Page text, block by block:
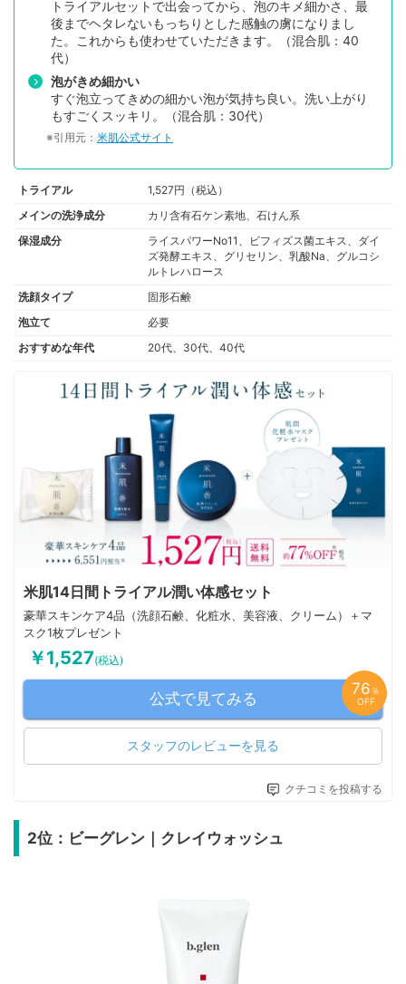
トライアルセットで出会ってから、泡のキメ細かさ、最
後までヘタレないもっちりとした感触の虜になりまし
た。これからも使わせていただきます。（混合肌：40
代）
泡がきめ細かい
すぐ泡立ってきめの細かい泡が気持ち良い。洗い上がり
もすごくスッキリ。（混合肌：30代）
※引用元： 米肌公式サイト
トライアル
1,527円（税込）
メインの洗浄成分
カリ含有石ケン素地、石けん系
保湿成分
ライスパワーNo11、ビフィズス菌エキス、ダイ
ズ発酵エキス、グリセリン、乳酸Na、グルコシ
ルトレハロース
洗顔タイプ
固形石鹸
泡立て
必要
おすすめな年代
20代、30代、40代
米肌14日間トライアル潤い体感セット
豪華スキンケア4品（洗顔石鹸、化粧水、美容液、クリーム）＋マ
スク1枚プレゼント
￥1,527(税込)
公式で見てみる
76 ％
OFF
スタッフのレビューを見る
クチコミを投稿する
2位：ビーグレン｜クレイウォッシュ